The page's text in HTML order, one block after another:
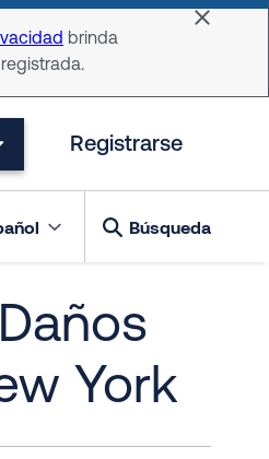
brinda
Dismiss
Registrarse
Búsqueda
York